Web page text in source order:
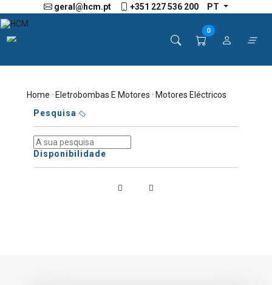
geral@hcm.pt +351 227 536 200 PT
0
Home ·Eletrobombas E Motores · Motores Eléctricos
Pesquisa
Disponibilidade